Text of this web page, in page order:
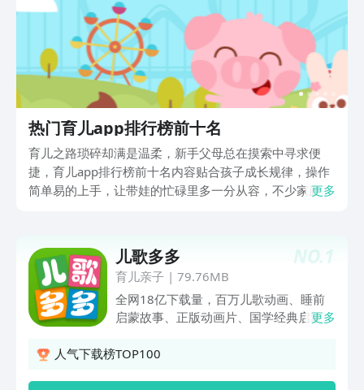
热门育儿app排行榜前十名
育儿之路琐碎却满是温柔，新手父母总在摸索中寻求便
捷，育儿app排行榜前十名内容贴合孩子成长规律，操作
简单易的上手，让带娃的忙碌里多一分从容，不少家庭已
更多
NO.1
儿歌多多
育儿亲子 | 79.76MB
全网18亿下载量，百万儿歌动画、睡前
启蒙故事、正版动画片、国学经典启蒙、
画画、互动益智场景，内容丰富寓教于
更多
人气下载榜TOP100